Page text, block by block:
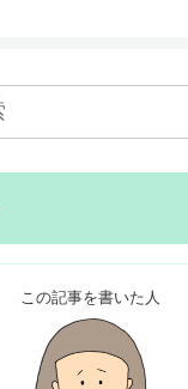
この記事を書いた人